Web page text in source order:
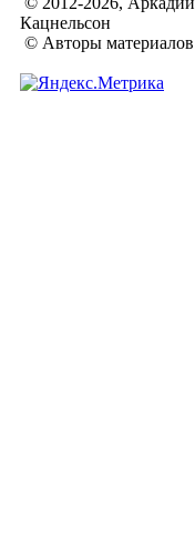
Кацнельсон
© Авторы материалов